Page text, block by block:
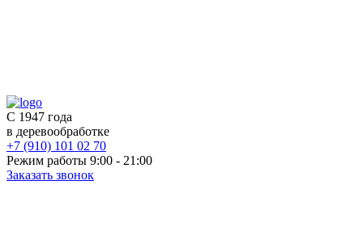
С 1947 года
в деревообработке
+7 (910) 101 02 70
Режим работы 9:00 - 21:00
Заказать звонок